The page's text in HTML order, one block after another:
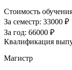
Стоимость
За семестр: 33000 ₽
За год: 66000 ₽
Квалификация
Магистр